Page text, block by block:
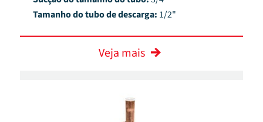
Tamanho do tubo de descarga: 1/2"
Veja mais